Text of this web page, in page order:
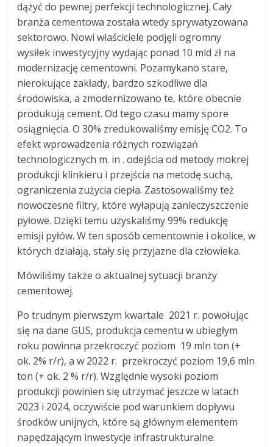
dążyć do pewnej perfekcji technologicznej. Cały
branża cementowa została wtedy sprywatyzowana
sektorowo. Nowi właściciele podjęli ogromny
wysiłek inwestycyjny wydając ponad 10 mld zł na
modernizację cementowni. Pozamykano stare,
nierokujące zakłady, bardzo szkodliwe dla
środowiska, a zmodernizowano te, które obecnie
produkują cement. Od tego czasu mamy spore
osiągnięcia. O 30% zredukowaliśmy emisję CO2. To
efekt wprowadzenia różnych rozwiązań
technologicznych m. in . odejścia od metody mokrej
produkcji klinkieru i przejścia na metodę suchą,
ograniczenia zużycia ciepła. Zastosowaliśmy też
nowoczesne filtry, które wyłapują zanieczyszczenie
pyłowe. Dzięki temu uzyskaliśmy 99% redukcję
emisji pyłów. W ten sposób cementownie i okolice, w
których działają, stały się przyjazne dla człowieka.
Mówiliśmy także o aktualnej sytuacji branży
cementowej.
Po trudnym pierwszym kwartale 2021 r. powołując
się na dane GUS, produkcja cementu w ubiegłym
roku powinna przekroczyć poziom 19 mln ton (+
ok. 2% r/r), a w 2022 r. przekroczyć poziom 19,6 mln
ton (+ ok. 2 % r/r). Względnie wysoki poziom
produkcji powinien się utrzymać jeszcze w latach
2023 i 2024, oczywiście pod warunkiem dopływu
środków unijnych, które są głównym elementem
napędzającym inwestycje infrastrukturalne.